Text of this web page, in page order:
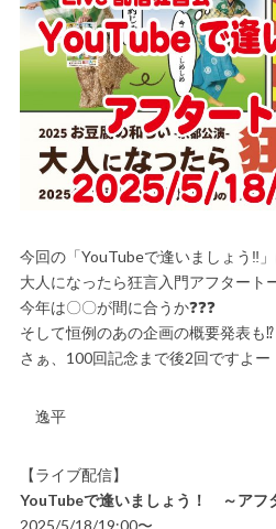
今回の「YouTubeで逢いましょう‼️
大人になったら狂言入門アフタート
今年は〇〇が間に合うか❓❓❓
そして恒例のあの企画の概要発表も⁉️
さぁ、100回記念まで後2回ですよー
逸平
【ライブ配信】
YouTubeで逢いましょう！ ～アフ